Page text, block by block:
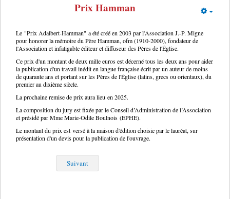
Prix Hamman
Le "Prix Adalbert-Hamman" a été créé en 2003 par l'Association J.-P. Migne
pour honorer la mémoire du Père Hamman, ofm (1910-2000), fondateur de
l'Association et infatigable éditeur et diffuseur des Pères de l'Église.
Ce prix d'un montant de deux mille euros est décerné tous les deux ans pour aider
la publication d'un travail inédit en langue française écrit par un auteur de moins
de quarante ans et portant sur les Pères de l'Église (latins, grecs ou orientaux), du
premier au dixième siècle.
La prochaine remise de prix aura lieu en 2025.
La composition du jury est fixée par le Conseil d’Administration de l’Association
et présidé par Mme Marie-Odile Boulnois (EPHE).
Le montant du prix est versé à la maison d'édition choisie par le lauréat, sur
présentation d'un devis pour la publication de l'ouvrage.
Suivant